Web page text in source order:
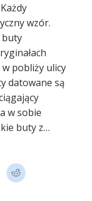
wzór.
buty
pobliży ulicy
datowane są
w sobie
buty z…